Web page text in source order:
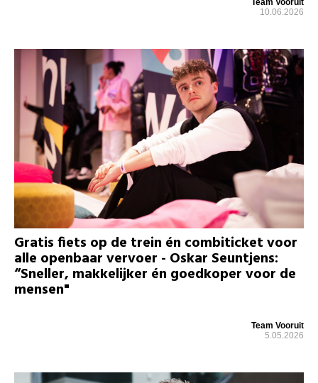
10.06.2026
Gratis fiets op de trein én combiticket voor
alle openbaar vervoer - Oskar Seuntjens:
“Sneller, makkelijker én goedkoper voor de
mensen"
Team Vooruit
5.05.2026